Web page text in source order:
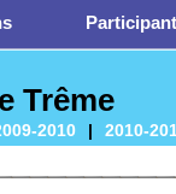
Trême
2010 | 2010-